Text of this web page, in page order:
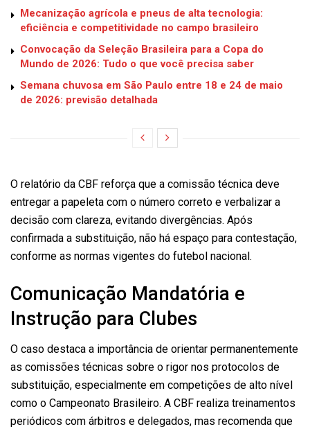
Mecanização agrícola e pneus de alta tecnologia:
eficiência e competitividade no campo brasileiro
Convocação da Seleção Brasileira para a Copa do
Mundo de 2026: Tudo o que você precisa saber
Semana chuvosa em São Paulo entre 18 e 24 de maio
de 2026: previsão detalhada
O relatório da CBF reforça que a comissão técnica deve
entregar a papeleta com o número correto e verbalizar a
decisão com clareza, evitando divergências. Após
confirmada a substituição, não há espaço para contestação,
conforme as normas vigentes do futebol nacional.
Comunicação Mandatória e
Instrução para Clubes
O caso destaca a importância de orientar permanentemente
as comissões técnicas sobre o rigor nos protocolos de
substituição, especialmente em competições de alto nível
como o Campeonato Brasileiro. A CBF realiza treinamentos
periódicos com árbitros e delegados, mas recomenda que